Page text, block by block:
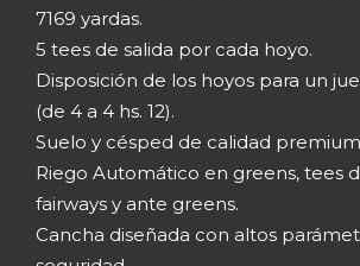
7169 yardas.
5 tees de salida por cada hoyo.
Disposición de los hoyos para un
(de 4 a 4 hs. 12).
Suelo y césped de calidad
Riego Automático en greens, tees
fairways y ante greens.
Cancha diseñada con altos